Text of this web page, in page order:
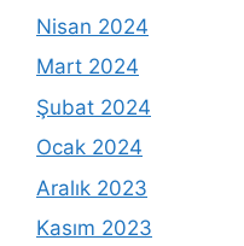
Nisan 2024
Mart 2024
Şubat 2024
Ocak 2024
Aralık 2023
Kasım 2023